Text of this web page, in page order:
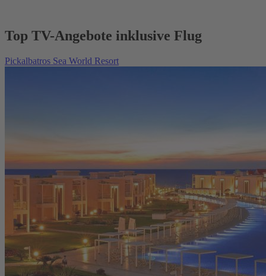
Top TV-Angebote inklusive Flug
Pickalbatros Sea World Resort